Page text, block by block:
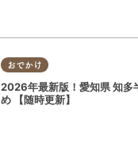
おでかけ
2026年最新版！愛知県 知多
め 【随時更新】